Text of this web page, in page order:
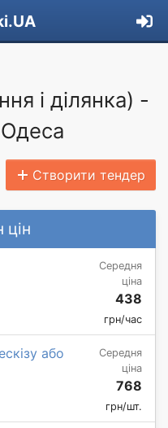
і ділянка) -
Створити тендер
цін
Середня
ціна
438
грн/час
або
Середня
ціна
768
грн/шт.